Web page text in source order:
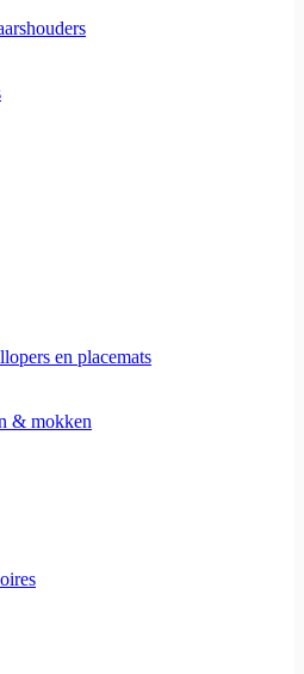
en placemats
& mokken